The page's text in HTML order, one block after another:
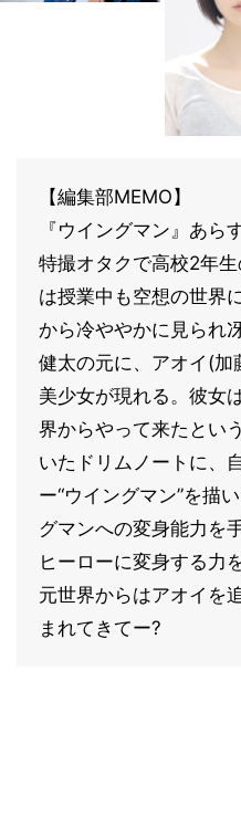
【編集部MEMO】
『ウイングマン』あら
特撮オタクで高校2年
は授業中も空想の世界
から冷ややかに見られ
健太の元に、アオイ(加
美少女が現れる。彼女
界からやって来たとい
いたドリムノートに、
ー“ウイングマン”を描
グマンへの変身能力を
ヒーローに変身する力
元世界からはアオイを
まれてきてー?